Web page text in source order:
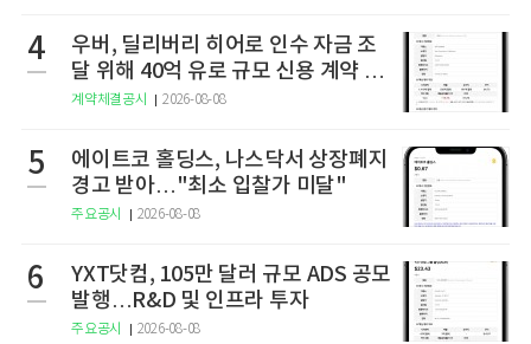
4
우버, 딜리버리 히어로 인수 자금 조
달 위해 40억 유로 규모 신용 계약 체
결
계약체결공시 2026-08-08
5
에이트코 홀딩스, 나스닥서 상장폐지
경고 받아…"최소 입찰가 미달"
주요공시 2026-08-08
6
YXT닷컴, 105만 달러 규모 ADS 공모
발행…R&D 및 인프라 투자
주요공시 2026-08-08